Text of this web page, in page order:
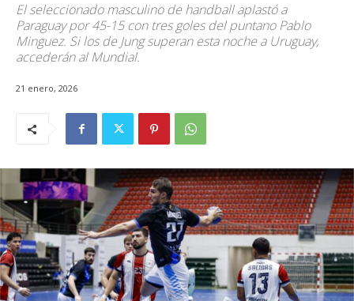
El seleccionado masculino de handball aplastó a
Paraguay por 45-15 con tres goles del puntano Pablo
Minguez. Si los de Jung superan esta noche a Uruguay,
accederán al Mundial.
21 enero, 2026